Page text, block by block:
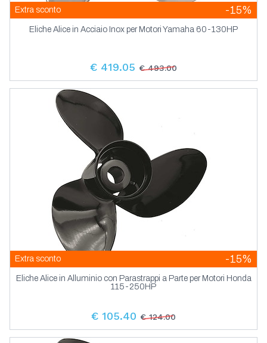
Extra sconto -15%
Eliche Alice in Acciaio Inox per Motori Yamaha 60-130HP
€ 419.05 € 493.00
Extra sconto -15%
Eliche Alice in Alluminio con Parastrappi a Parte per Motori Honda
115-250HP
€ 105.40 € 124.00